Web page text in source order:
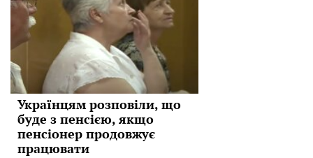
Українцям розповіли, що
буде з пенсією, якщо
пенсіонер продовжує
працювати